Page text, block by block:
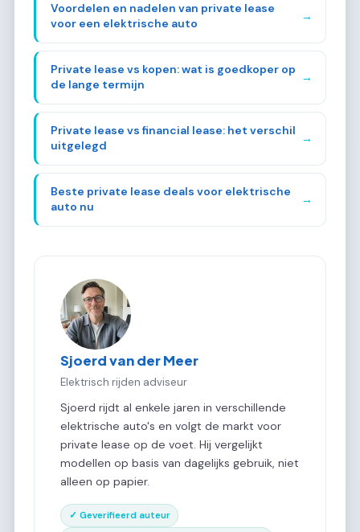
Voordelen en nadelen van private lease
voor een elektrische auto
→
Private lease vs kopen: wat is goedkoper op
de lange termijn
→
Private lease vs financial lease: het verschil
uitgelegd
→
Beste private lease deals voor elektrische
auto nu
→
Sjoerd van der Meer
Elektrisch rijden adviseur
Sjoerd rijdt al enkele jaren in verschillende
elektrische auto's en volgt de markt voor
private lease op de voet. Hij vergelijkt
modellen op basis van dagelijks gebruik, niet
alleen op papier.
✓ Geverifieerd auteur